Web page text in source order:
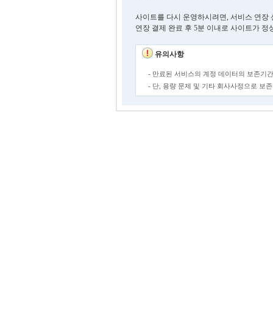
사이트를 다시 운영하시려면, 서비스 연장
연장 결제 완료 후 5분 이내로 사이트가 정
유의사항
- 만료된 서비스의 계정 데이터의 보존기
- 단, 용량 문제 및 기타 회사사정으로 보